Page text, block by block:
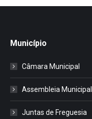
Município
Câmara Municipal
Assembleia Municipal
Juntas de Freguesia